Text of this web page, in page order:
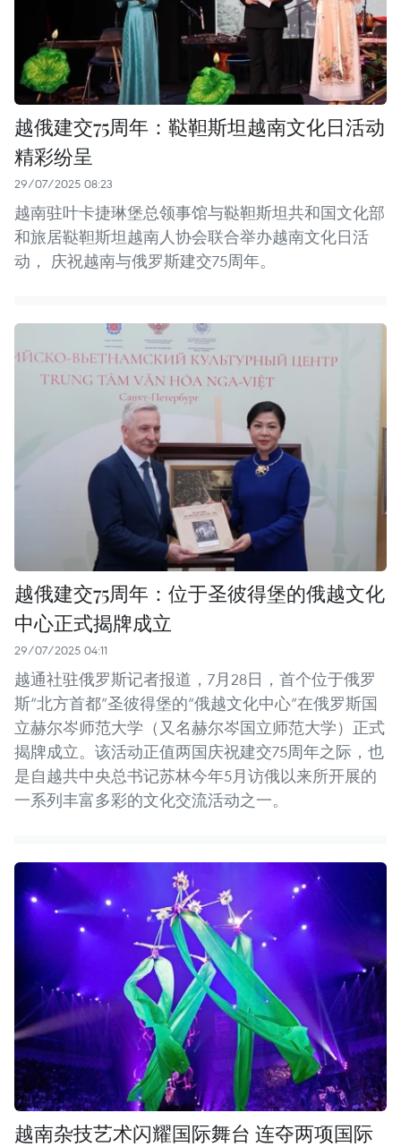
越俄建交75周年：鞑靼斯坦越南文化日活动
精彩纷呈
29/07/2025 08:23
越南驻叶卡捷琳堡总领事馆与鞑靼斯坦共和国文化部
和旅居鞑靼斯坦越南人协会联合举办越南文化日活
动， 庆祝越南与俄罗斯建交75周年。
越俄建交75周年：位于圣彼得堡的俄越文化
中心正式揭牌成立
29/07/2025 04:11
越通社驻俄罗斯记者报道，7月28日，首个位于俄罗
斯“北方首都”圣彼得堡的“俄越文化中心”在俄罗斯国
立赫尔岑师范大学（又名赫尔岑国立师范大学）正式
揭牌成立。该活动正值两国庆祝建交75周年之际，也
是自越共中央总书记苏林今年5月访俄以来所开展的
一系列丰富多彩的文化交流活动之一。
越南杂技艺术闪耀国际舞台 连夺两项国际